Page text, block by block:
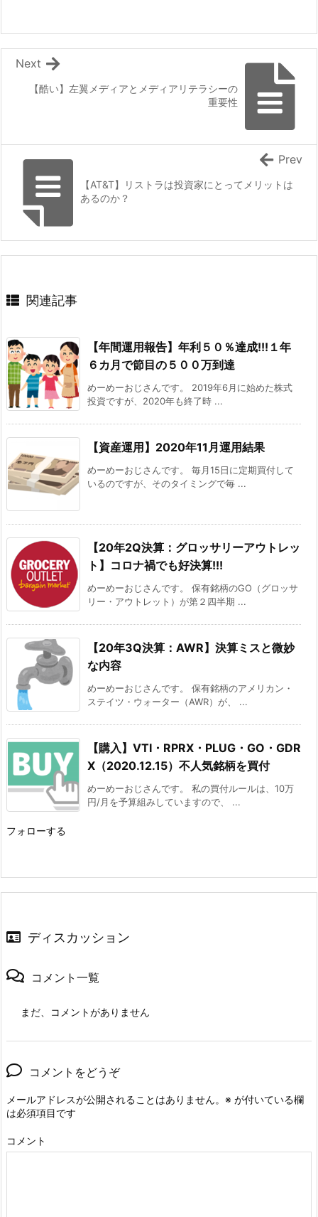
【酷い】左翼メディアとメディアリテラシーの
重要性
Next
【AT&T】リストラは投資家にとってメリットは
あるのか？
Prev
関連記事
【年間運用報告】年利５０％達成!!!１年
６カ月で節目の５００万到達
めーめーおじさんです。 2019年6月に始めた株式
投資ですが、2020年も終了時 ...
【資産運用】2020年11月運用結果
めーめーおじさんです。 毎月15日に定期買付して
いるのですが、そのタイミングで毎 ...
【20年2Q決算：グロッサリーアウトレッ
ト】コロナ禍でも好決算!!!
めーめーおじさんです。 保有銘柄のGO（グロッサ
リー・アウトレット）が第２四半期 ...
【20年3Q決算：AWR】決算ミスと微妙
な内容
めーめーおじさんです。 保有銘柄のアメリカン・
ステイツ・ウォーター（AWR）が、 ...
【購入】VTI・RPRX・PLUG・GO・GDR
X（2020.12.15）不人気銘柄を買付
めーめーおじさんです。 私の買付ルールは、10万
円/月を予算組みしていますので、 ...
フォローする
ディスカッション
コメント一覧
まだ、コメントがありません
コメントをどうぞ
メールアドレスが公開されることはありません。 ※ が付いている欄
は必須項目です
コメント